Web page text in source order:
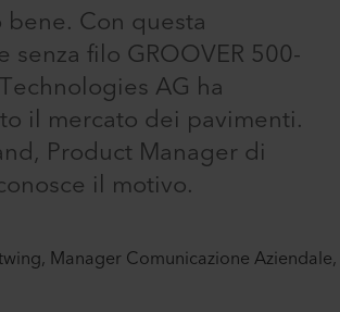
Con questa
senza filo GROOVER 500-
AG ha
il mercato dei pavimenti.
Product Manager di
il motivo.
Manager Comunicazione Aziendale,